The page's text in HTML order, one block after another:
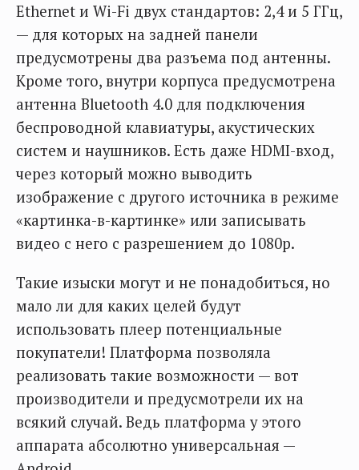
Ethernet и Wi-Fi двух стандартов: 2,4 и 5 ГГц,
— для которых на задней панели
предусмотрены два разъема под антенны.
Кроме того, внутри корпуса предусмотрена
антенна Bluetooth 4.0 для подключения
беспроводной клавиатуры, акустических
систем и наушников. Есть даже HDMI-вход,
через который можно выводить
изображение с другого источника в режиме
«картинка-в-картинке» или записывать
видео с него с разрешением до 1080р.
Такие изыски могут и не понадобиться, но
мало ли для каких целей будут
использовать плеер потенциальные
покупатели! Платформа позволяла
реализовать такие возможности — вот
производители и предусмотрели их на
всякий случай. Ведь платформа у этого
аппарата абсолютно универсальная —